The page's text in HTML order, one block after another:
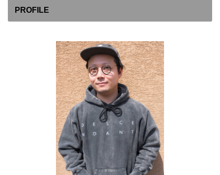
PROFILE